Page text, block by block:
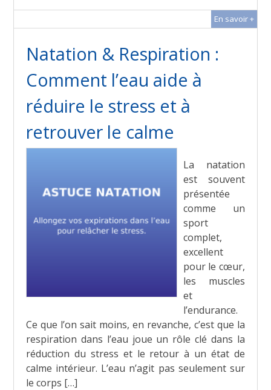
En savoir +
Natation & Respiration :
Comment l’eau aide à
réduire le stress et à
retrouver le calme
La natation
est souvent
présentée
comme un
sport
complet,
excellent
pour le cœur,
les muscles
et
l’endurance.
Ce que l’on sait moins, en revanche, c’est que la
respiration dans l’eau joue un rôle clé dans la
réduction du stress et le retour à un état de
calme intérieur. L’eau n’agit pas seulement sur
le corps […]